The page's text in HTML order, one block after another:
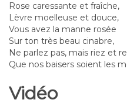
Rose caressante et fraîche,
Lèvre moelleuse et douce,
Vous avez la manne rosée
Sur ton très beau cinabre,
Ne parlez pas, mais riez et
Que nos baisers soient les
Vidéo